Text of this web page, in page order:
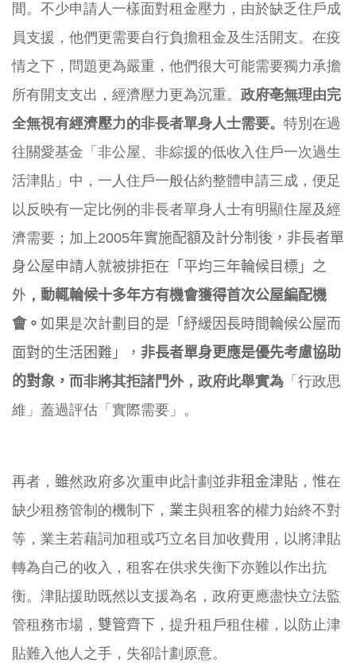
間。不少申請人一樣面對租金壓力， 由於缺乏住戶成
員支援，他們更需要自行負擔租金及生活開支。 在疫
情之下，問題更為嚴重， 他們很大可能需要獨力承擔
所有開支支出，經濟壓力更為沉重。 政府亳無理由完
全無視有經濟壓力的非長者單身人士需要。 特別在過
往關愛基金「非公屋、非綜援的低收入住戶一次過生
活津貼」中， 一人住戶一般佔約整體申請三成， 便足
以反映有一定比例的非長者單身人士有明顯住屋及經
濟需要； 加上2005年實施配額及計分制後， 非長者單
身公屋申請人就被排拒在「平均三年輪候目標」之
外 ， 動輒輪候十多年方有機會獲得首次公屋編配機
會。 如果是次計劃目的是「 紓緩因長時間輪候公屋而
面對的生活困難」， 非長者單身更應是優先考慮協助
的對象， 而非將其拒諸門外，政府此舉實為 「行政思
維」 蓋過評估「實際需要」。
再者， 雖然政府多次重申此計劃並非租金津貼 ， 惟在
缺少租務管制的機制下， 業主與租客的權力始終不對
等， 業主若藉詞加租或巧立名目加收費用，以將津貼
轉為自己的收入， 租客在供求失衡下亦難以作出抗
衡。津貼援助既然以支援為名， 政府更應盡快立法監
管租務市場， 雙管齊下 ，提升租戶租住權， 以防止津
貼難入他人之手，失卻計劃原意。